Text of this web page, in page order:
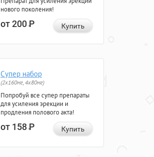
нового поколения!
от 200Р Купить
Супер набор
(2х160мг, 4х80мг)
Попробуй все супер препараты
для усиления эрекции и
продления полового акта!
от 158Р Купить